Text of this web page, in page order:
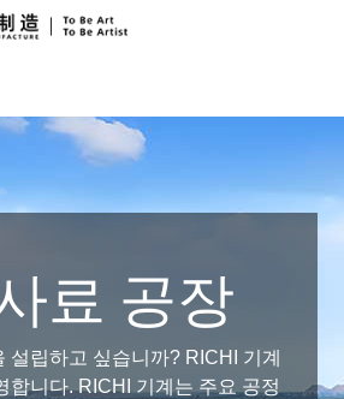
료 공장
설립하고 싶습니까? RICHI 기계
합니다. RICHI 기계는 주요 공정